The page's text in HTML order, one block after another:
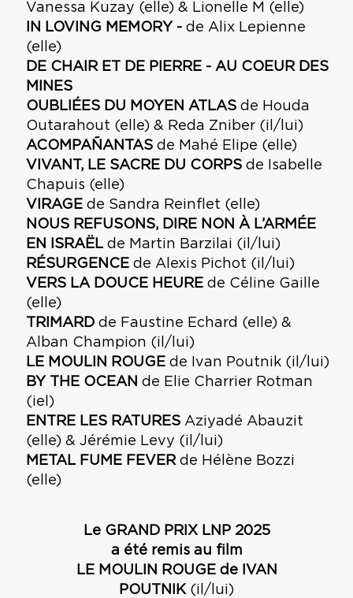
Vanessa Kuzay (elle) & Lionelle M (elle)
IN LOVING MEMORY -de Alix Lepienne
(elle)
DE CHAIR ET DE PIERRE - AU COEUR DES
MINES
OUBLIÉES DU MOYEN ATLASde Houda
Outarahout (elle) & Reda Zniber (il/lui)
ACOMPAÑANTASde Mahé Elipe (elle)
VIVANT, LE SACRE DU CORPSde Isabelle
Chapuis (elle)
VIRAGEde Sandra Reinflet (elle)
NOUS REFUSONS, DIRE NON À L’ARMÉE
EN ISRAËLde Martin Barzilai (il/lui)
RÉSURGENCEde Alexis Pichot (il/lui)
VERS LA DOUCE HEUREde Céline Gaille
(elle)
TRIMARDde Faustine Echard (elle) &
Alban Champion (il/lui)
LE MOULIN ROUGEde Ivan Poutnik (il/lui)
BY THE OCEAN de Elie Charrier Rotman
(iel)
ENTRE LES RATURESAziyadé Abauzit
(elle) & Jérémie Levy (il/lui)
METAL FUME FEVERde Hélène Bozzi
(elle)
Le GRAND PRIX LNP 2025
a été remis au film
LE MOULIN ROUGE de IVAN
POUTNIK (il/lui)